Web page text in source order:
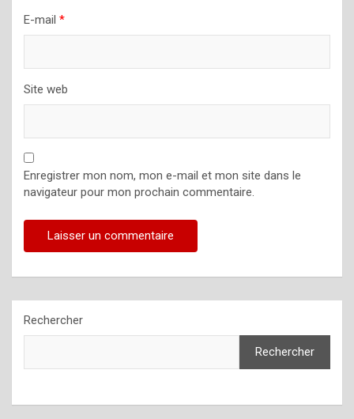
E-mail *
Site web
Enregistrer mon nom, mon e-mail et mon site dans le
navigateur pour mon prochain commentaire.
Rechercher
Rechercher